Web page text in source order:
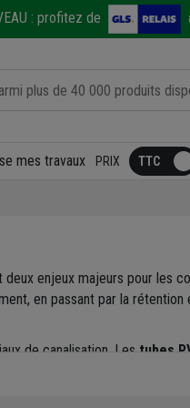
: profitez de
mes travaux PRIX
deux enjeux majeurs pour les
en passant par la
de canalisation. Les tubes